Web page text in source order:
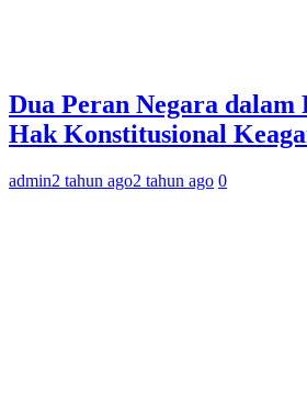
Dua Peran Negara dalam
Hak Konstitusional
admin2 tahun ago2 tahun ago 0